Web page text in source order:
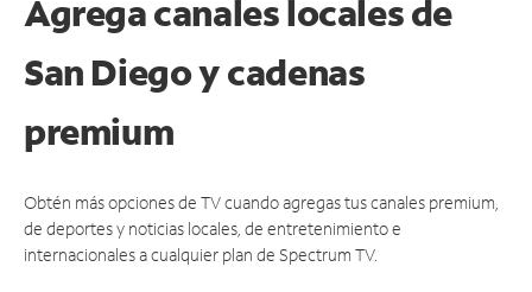
Agrega canales locales de
San Diego y cadenas
premium
Obtén más opciones de TV cuando agregas tus canales premium,
de deportes y noticias locales, de entretenimiento e
internacionales a cualquier plan de Spectrum TV.